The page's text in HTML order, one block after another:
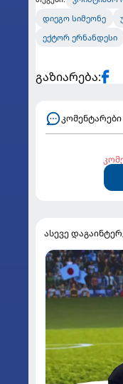
დიეგო სიმეონე
ექტორ ერნანდესი
გაზიარება:
კომენტარები
ასევე